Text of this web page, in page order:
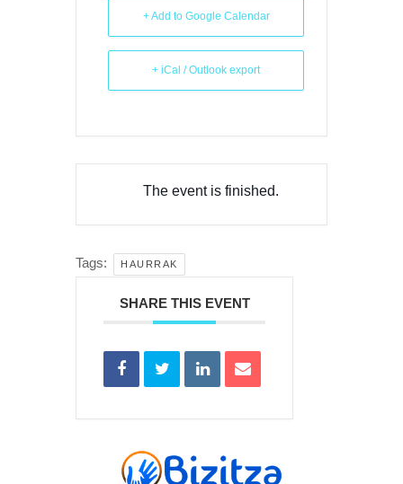
+ Add to Google Calendar
+ iCal / Outlook export
The event is finished.
Tags: HAURRAK
SHARE THIS EVENT